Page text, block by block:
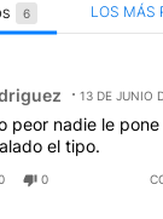
6 LOS MÁS
13 DE JUNIO
peor nadie le
el tipo.
0